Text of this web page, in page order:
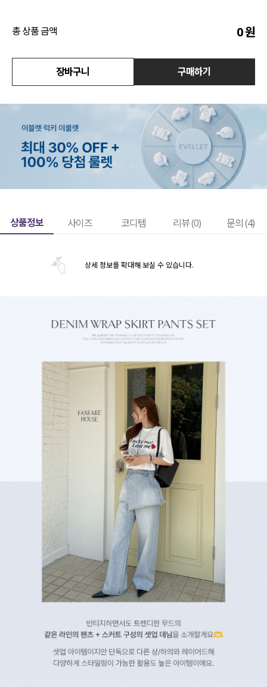
총 상품 금액 0원
장바구니 구매하기
상품정보 사이즈 코디템 리뷰 (0) 문의 (4)
상세 정보를 확대해 보실 수 있습니다.